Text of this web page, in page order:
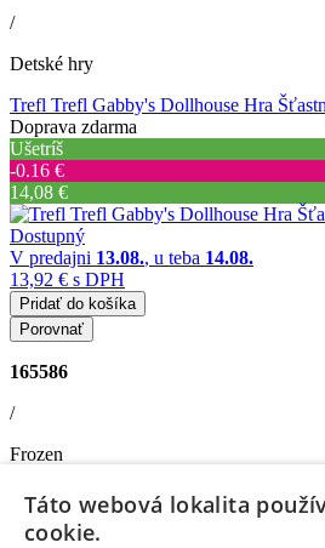
/
Detské hry
Trefl Trefl Gabby's Dollhouse Hra
Doprava zdarma
Ušetríš
‐0.16 €
14,08 €
Dostupný
V predajni 13.08., u teba 14.08.
13,92 € s DPH
Pridať do košíka
Porovnať
165586
/
Frozen
Kartové
Táto webová lokalita
cookie.